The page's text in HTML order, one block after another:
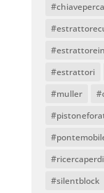
#estrattori
#muller
#silentblock